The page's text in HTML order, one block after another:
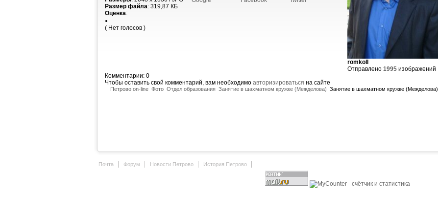
Размер файла: 319,87 КБ
Оценка:
( Нет голосов )
romkoll
Отправлено 1995 изображений
Комментарии: 0
Чтобы оставить свой комментарий, вам необходимо авторизироваться на сайте
Петрово on-line Фото Отдел образования Занятие в шахматном кружке (Межделова) Занятие в шахматном кружке (Межделова)
Почта Форум Новости Петрово История Петрово